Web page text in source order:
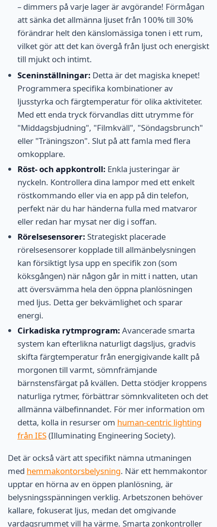
– dimmers på varje lager är avgörande! Förmågan
att sänka det allmänna ljuset från 100% till 30%
förändrar helt den känslomässiga tonen i ett rum,
vilket gör att det kan övergå från ljust och energiskt
till mjukt och intimt.
Sceninställningar: Detta är det magiska knepet!
Programmera specifika kombinationer av
ljusstyrka och färgtemperatur för olika aktiviteter.
Med ett enda tryck förvandlas ditt utrymme för
"Middagsbjudning", "Filmkväll", "Söndagsbrunch"
eller "Träningszon". Slut på att famla med flera
omkopplare.
Röst- och appkontroll: Enkla justeringar är
nyckeln. Kontrollera dina lampor med ett enkelt
röstkommando eller via en app på din telefon,
perfekt när du har händerna fulla med matvaror
eller redan har mysat ner dig i soffan.
Rörelsesensorer: Strategiskt placerade
rörelsesensorer kopplade till allmänbelysningen
kan försiktigt lysa upp en specifik zon (som
köksgången) när någon går in mitt i natten, utan
att översvämma hela den öppna planlösningen
med ljus. Detta ger bekvämlighet och sparar
energi.
Cirkadiska rytmprogram: Avancerade smarta
system kan efterlikna naturligt dagsljus, gradvis
skifta färgtemperatur från energigivande kallt på
morgonen till varmt, sömnfrämjande
bärnstensfärgat på kvällen. Detta stödjer kroppens
naturliga rytmer, förbättrar sömnkvaliteten och det
allmänna välbefinnandet. För mer information om
detta, kolla in resurser om human-centric lighting
från IES(Illuminating Engineering Society).
Det är också värt att specifikt nämna utmaningen
med hemmakontorsbelysning. När ett hemmakontor
upptar en hörna av en öppen planlösning, är
belysningsspänningen verklig. Arbetszonen behöver
kallare, fokuserat ljus, medan det omgivande
vardagsrummet vill ha värme. Smarta zonkontroller